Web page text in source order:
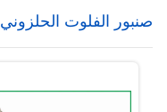
صنبور الفلوت الحلزوني